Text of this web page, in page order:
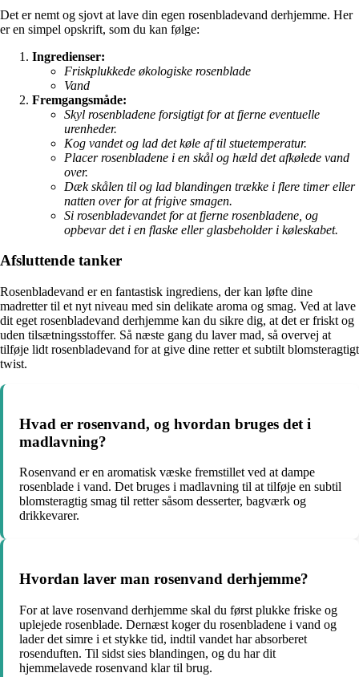
Det er nemt og sjovt at lave din egen rosenbladevand derhjemme. Her
er en simpel opskrift, som du kan følge:
Ingredienser:
Friskplukkede økologiske rosenblade
Vand
Fremgangsmåde:
Skyl rosenbladene forsigtigt for at fjerne eventuelle
urenheder.
Kog vandet og lad det køle af til stuetemperatur.
Placer rosenbladene i en skål og hæld det afkølede vand
over.
Dæk skålen til og lad blandingen trække i flere timer eller
natten over for at frigive smagen.
Si rosenbladevandet for at fjerne rosenbladene, og
opbevar det i en flaske eller glasbeholder i køleskabet.
Afsluttende tanker
Rosenbladevand er en fantastisk ingrediens, der kan løfte dine
madretter til et nyt niveau med sin delikate aroma og smag. Ved at lave
dit eget rosenbladevand derhjemme kan du sikre dig, at det er friskt og
uden tilsætningsstoffer. Så næste gang du laver mad, så overvej at
tilføje lidt rosenbladevand for at give dine retter et subtilt blomsteragtigt
twist.
Hvad er rosenvand, og hvordan bruges det i
madlavning?
Rosenvand er en aromatisk væske fremstillet ved at dampe
rosenblade i vand. Det bruges i madlavning til at tilføje en subtil
blomsteragtig smag til retter såsom desserter, bagværk og
drikkevarer.
Hvordan laver man rosenvand derhjemme?
For at lave rosenvand derhjemme skal du først plukke friske og
uplejede rosenblade. Dernæst koger du rosenbladene i vand og
lader det simre i et stykke tid, indtil vandet har absorberet
rosenduften. Til sidst sies blandingen, og du har dit
hjemmelavede rosenvand klar til brug.